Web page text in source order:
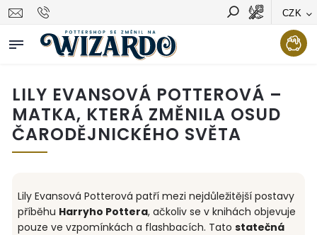
CZK
Vyhledávání Hledat
LILY EVANSOVÁ POTTEROVÁ –
MATKA, KTERÁ ZMĚNILA OSUD
ČARODĚJNICKÉHO SVĚTA
Lily Evansová Potterová patří mezi nejdůležitější postavy
příběhu Harryho Pottera, ačkoliv se v knihách objevuje
pouze ve vzpomínkách a flashbacích. Tato statečná